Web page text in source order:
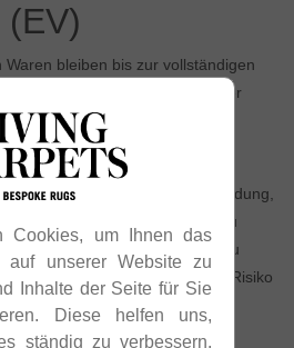
(EV)
bleiben bis zur vollständigen
aus dem Auftrag unser
EV stehende Ware weder
übereignen.
(Diebstahl, Pfändung,
Kunde verpflichtet, uns sofort zu
dem Dritten gegenüber zu
Der Kunde trägt das volle Risiko
für deren Untergang,
damit verbundene Kosten.
Cookies, um Ihnen das
auf unserer Website zu
Inhalte der Seite für Sie
Diese helfen uns,
ständig zu verbessern.